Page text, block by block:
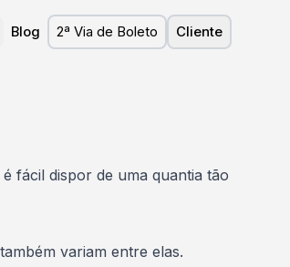
Blog 2ª Via de Boleto Cliente
fácil dispor de uma quantia tão
variam entre elas.